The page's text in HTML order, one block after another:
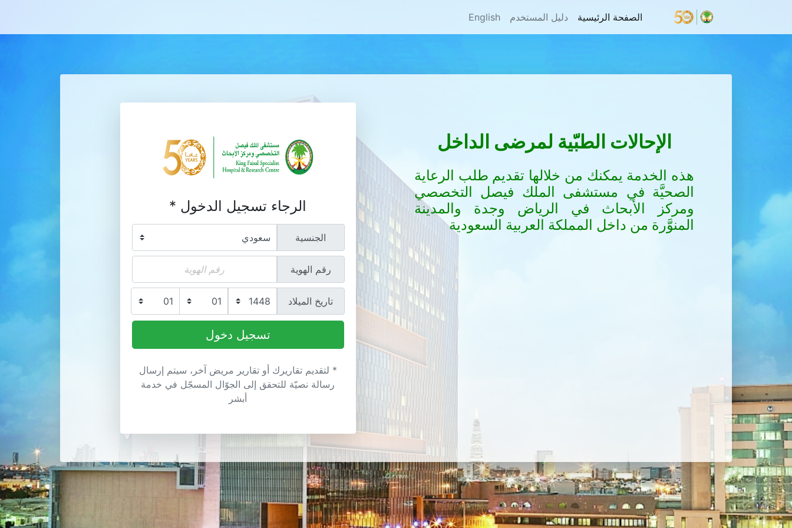
الصفحة الرئيسية (الحالي)
دليل المستخدم English
الإحالات الطبّية لمرضى الداخل
هذه الخدمة يمكنك من خلالها تقديم طلب الرعاية
الصحيَّة في مستشفى الملك فيصل التخصصي
ومركز الأبحاث في الرياض وجدة والمدينة
المنوَّرة من داخل المملكة العربية السعودية
الرجاء تسجيل الدخول *
الجنسية
رقم الهوية
تاريخ الميلاد
* لتقديم تقاريرك أو تقارير مريض آخر، سيتم إرسال
رسالة نصيّة للتحقق إلى الجوّال المسجّل في خدمة
أبشر